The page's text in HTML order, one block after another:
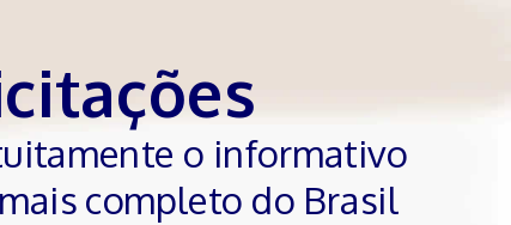
o informativo
completo do Brasil